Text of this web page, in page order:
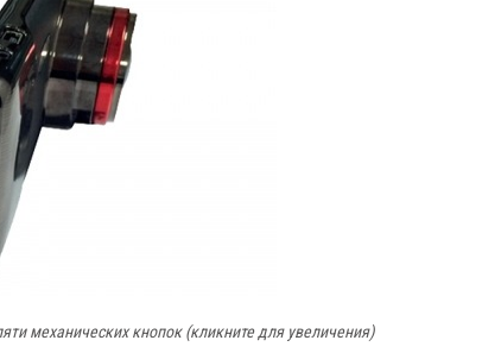
механических кнопок (кликните для увеличения)